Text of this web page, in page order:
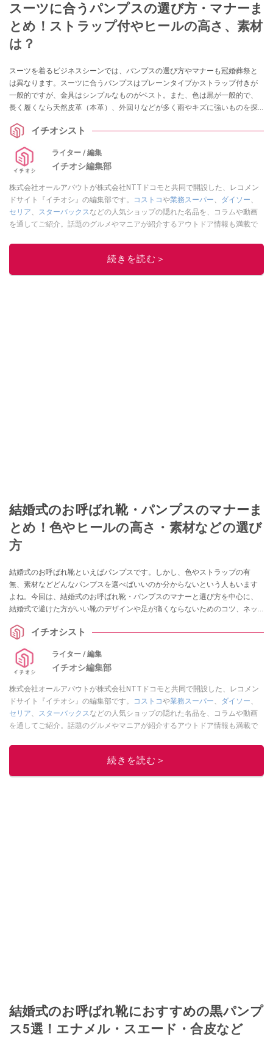
スーツに合うパンプスの選び方・マナーま
とめ！ストラップ付やヒールの高さ、素材
は？
スーツを着るビジネスシーンでは、パンプスの選び方やマナーも冠婚葬祭と
は異なります。スーツに合うパンプスはプレーンタイプかストラップ付きが
一般的ですが、金具はシンプルなものがベスト。また、色は黒が一般的で、
長く履くなら天然皮革（本革）、外回りなどが多く雨やキズに強いものを探
うパンプスの選び方やマナーについてご紹介します。
イチオシスト
ライター / 編集
イチオシ編集部
株式会社オールアバウトが株式会社NTTドコモと共同で開設した、レコメン
ドサイト『イチオシ』の編集部です。
コストコや業務スーパー、 ダイソー、
セリア、 スターバックスなどの人気ショップの隠れた名品を、コラムや動画
を通してご紹介。話題のグルメやマニアが紹介するアウトドア情報も満載で
レビューしています。毎日トレンド情報をお届けしているので、ぜひ
してください！続きを読む＞
結婚式のお呼ばれ靴・パンプスのマナーま
とめ！色やヒールの高さ・素材などの選び
方
結婚式のお呼ばれ靴といえばパンプスです。しかし、色やストラップの有
無、素材などどんなパンプスを選べばいいのか分からないという人もいます
よね。今回は、結婚式のお呼ばれ靴・パンプスのマナーと選び方を中心に、
結婚式で避けた方がいい靴のデザインや足が痛くならないためのコツ、ネッ
イチオシスト
ライター / 編集
イチオシ編集部
株式会社オールアバウトが株式会社NTTドコモと共同で開設した、レコメン
ドサイト『イチオシ』の編集部です。
コストコや業務スーパー、 ダイソー、
セリア、 スターバックスなどの人気ショップの隠れた名品を、コラムや動画
を通してご紹介。話題のグルメやマニアが紹介するアウトドア情報も満載で
レビューしています。毎日トレンド情報をお届けしているので、ぜひ
してください！続きを読む＞
結婚式のお呼ばれ靴におすすめの黒パンプ
ス5選！エナメル・スエード・合皮など